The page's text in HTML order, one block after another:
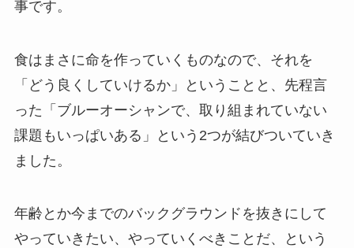
事です。
食はまさに命を作っていくものなので、それを
「どう良くしていけるか」ということと、先程言
った「ブルーオーシャンで、取り組まれていない
課題もいっぱいある」という2つが結びついていき
ました。
年齢とか今までのバックグラウンドを抜きにして
やっていきたい、やっていくべきことだ、という